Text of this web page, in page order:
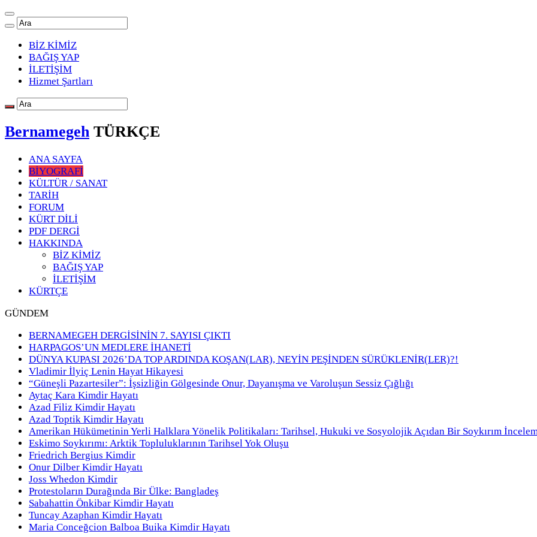
BİZ KİMİZ
BAĞIŞ YAP
İLETİŞİM
Hizmet Şartları
Bernamegeh TÜRKÇE
ANA SAYFA
BİYOGRAFİ
KÜLTÜR / SANAT
TARİH
FORUM
KÜRT DİLİ
PDF DERGİ
HAKKINDA
BİZ KİMİZ
BAĞIŞ YAP
İLETİŞİM
KÜRTÇE
GÜNDEM
BERNAMEGEH DERGİSİNİN 7. SAYISI ÇIKTI
HARPAGOS’UN MEDLERE İHANETİ
DÜNYA KUPASI 2026’DA TOP ARDINDA KOŞAN(LAR), NEYİN PEŞİNDEN SÜRÜKLENİR(LER)?!
Vladimir İlyiç Lenin Hayat Hikayesi
“Güneşli Pazartesiler”: İşsizliğin Gölgesinde Onur, Dayanışma ve Varoluşun Sessiz Çığlığı
Aytaç Kara Kimdir Hayatı
Azad Filiz Kimdir Hayatı
Azad Toptik Kimdir Hayatı
Amerikan Hükümetinin Yerli Halklara Yönelik Politikaları: Tarihsel, Hukuki ve Sosyolojik Açıdan Bir Soykırım
Eskimo Soykırımı: Arktik Topluluklarının Tarihsel Yok Oluşu
Friedrich Bergius Kimdir
Onur Dilber Kimdir Hayatı
Joss Whedon Kimdir
Protestoların Durağında Bir Ülke: Bangladeş
Sabahattin Önkibar Kimdir Hayatı
Tuncay Azaphan Kimdir Hayatı
Maria Conceğcion Balboa Buika Kimdir Hayatı